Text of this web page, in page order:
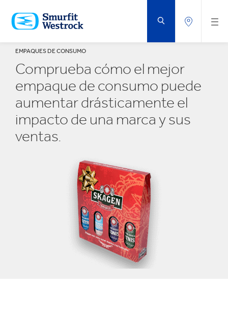
AL
CONTENIDO
PRINCIPAL
EMPAQUES DE CONSUMO
Comprueba cómo el mejor
empaque de consumo puede
aumentar drásticamente el
impacto de una marca y sus
ventas.